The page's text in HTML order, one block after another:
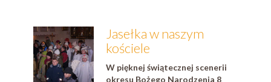
Jasełka w naszym
kościele
W pięknej świątecznej scenerii
okresu Bożego Narodzenia 8